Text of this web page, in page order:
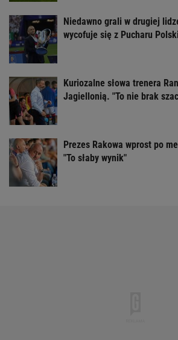
Niedawno grali w drugiej
wycofuje się z Pucharu Polski
Kuriozalne słowa trenera
Jagiellonią. "To nie brak
Prezes Rakowa wprost po
"To słaby wynik"